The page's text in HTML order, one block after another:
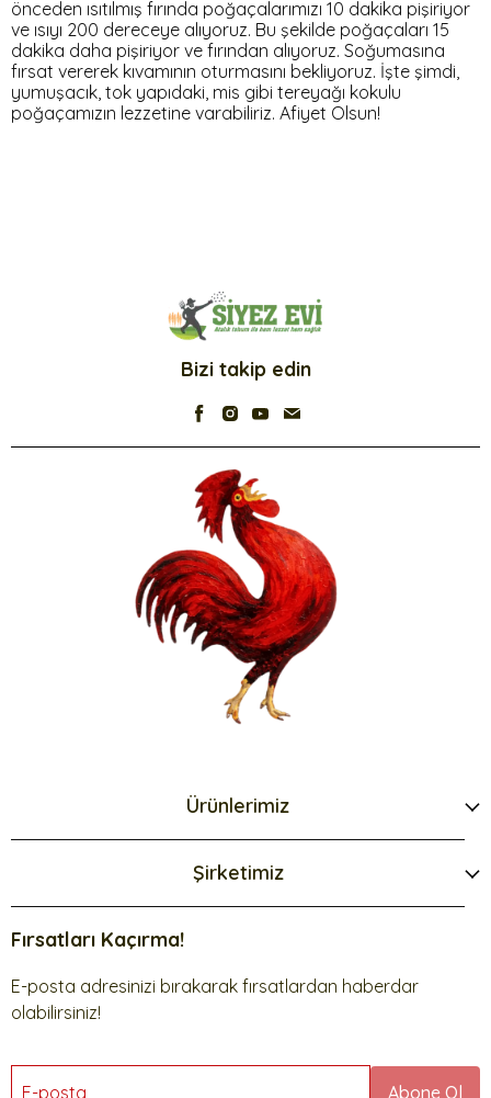
önceden ısıtılmış fırında poğaçalarımızı 10 dakika pişiriyor
ve ısıyı 200 dereceye alıyoruz. Bu şekilde poğaçaları 15
dakika daha pişiriyor ve fırından alıyoruz. Soğumasına
fırsat vererek kıvamının oturmasını bekliyoruz. İşte şimdi,
yumuşacık, tok yapıdaki, mis gibi tereyağı kokulu
poğaçamızın lezzetine varabiliriz. Afiyet Olsun!
Bizi takip edin
Ürünlerimiz
Şirketimiz
Fırsatları Kaçırma!
E-posta adresinizi bırakarak fırsatlardan haberdar
olabilirsiniz!
E-posta Abone Ol